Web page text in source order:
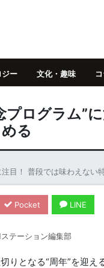
ジー 文化・趣味
プログラム”
る
目！ 普段では味わえない
Pocket LINE
テーション編集部
りとなる“周年”を迎え